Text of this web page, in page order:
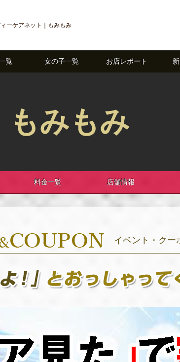
ーケアネット｜もみもみ
覧 女の子一覧 お店レポート
もみもみ
料金一覧 店舗情報
イベント・クー